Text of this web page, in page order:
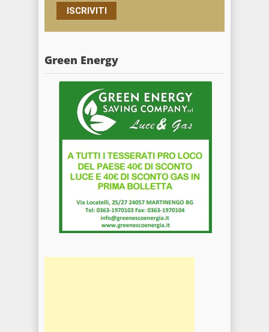
ISCRIVITI
Green Energy